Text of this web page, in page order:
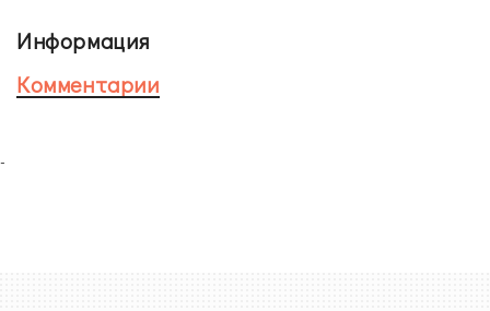
Информация
Комментарии
-